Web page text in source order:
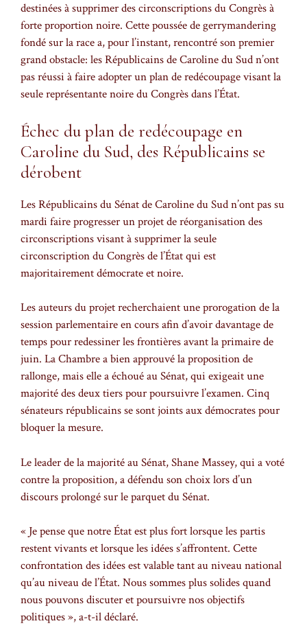
destinées à supprimer des circonscriptions du Congrès à
forte proportion noire. Cette poussée de gerrymandering
fondé sur la race a, pour l’instant, rencontré son premier
grand obstacle: les Républicains de Caroline du Sud n’ont
pas réussi à faire adopter un plan de redécoupage visant la
seule représentante noire du Congrès dans l’État.
Échec du plan de redécoupage en
Caroline du Sud, des Républicains se
dérobent
Les Républicains du Sénat de Caroline du Sud n’ont pas su
mardi faire progresser un projet de réorganisation des
circonscriptions visant à supprimer la seule
circonscription du Congrès de l’État qui est
majoritairement démocrate et noire.
Les auteurs du projet recherchaient une prorogation de la
session parlementaire en cours afin d’avoir davantage de
temps pour redessiner les frontières avant la primaire de
juin. La Chambre a bien approuvé la proposition de
rallonge, mais elle a échoué au Sénat, qui exigeait une
majorité des deux tiers pour poursuivre l’examen. Cinq
sénateurs républicains se sont joints aux démocrates pour
bloquer la mesure.
Le leader de la majorité au Sénat, Shane Massey, qui a voté
contre la proposition, a défendu son choix lors d’un
discours prolongé sur le parquet du Sénat.
« Je pense que notre État est plus fort lorsque les partis
restent vivants et lorsque les idées s’affrontent. Cette
confrontation des idées est valable tant au niveau national
qu’au niveau de l’État. Nous sommes plus solides quand
nous pouvons discuter et poursuivre nos objectifs
politiques », a-t-il déclaré.